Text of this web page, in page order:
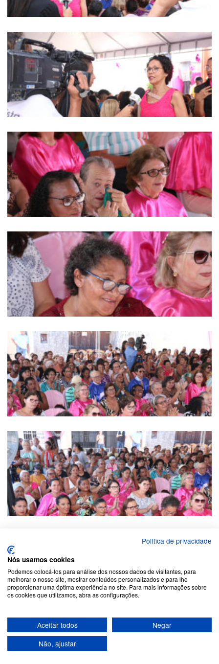
Política de privacidade
Nós usamos cookies
Podemos colocá-los para análise dos nossos dados de visitantes, para
melhorar o nosso site, mostrar conteúdos personalizados e para lhe
proporcionar uma óptima experiência no site. Para mais informações sobre
os cookies que utilizamos, abra as configurações.
Aceitar todos
Negar
Não, ajustar